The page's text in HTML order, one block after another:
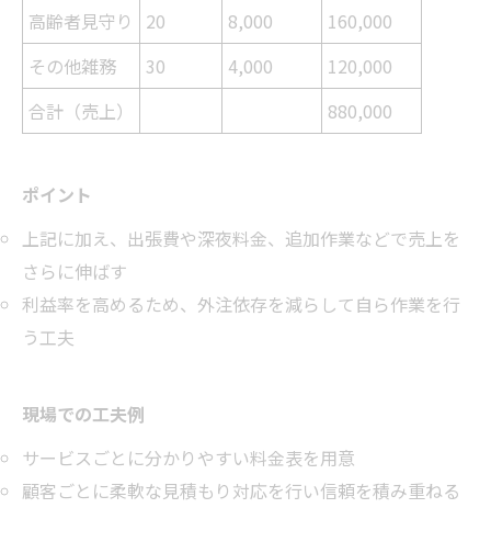
高齢者見守り 20 8,000
160,000
その他雑務
30 4,000
120,000
合計（売上）
880,000
ポイント
上記に加え、出張費や深夜料金、追加作業などで売上を
さらに伸ばす
利益率を高めるため、外注依存を減らして自ら作業を行
う工夫
現場での工夫例
サービスごとに分かりやすい料金表を用意
顧客ごとに柔軟な見積もり対応を行い信頼を積み重ねる